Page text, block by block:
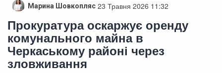
Марина Шовкопляс 23 Травня 2026 11:32
Прокуратура оскаржує оренду
комунального майна в
Черкаському районі через
зловживання